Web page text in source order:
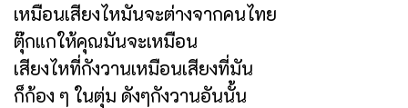
เหมือนเสียงไหมันจะต่างจากคนไทย
ตุ๊กแกให้คุณมันจะเหมือน
เสียงไหที่กังวานเหมือนเสียงที่มัน
ก็ก้อง ๆ ในตุ่ม ดังๆกังวานอันนั้น